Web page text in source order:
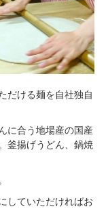
だける麺を自社独自
に合う地場産の国産
釜揚げうどん、鍋焼
していただければお